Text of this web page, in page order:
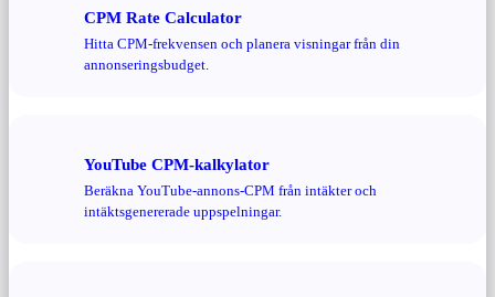
CPM Rate Calculator
Hitta CPM-frekvensen och planera visningar från din
annonseringsbudget.
YouTube CPM-kalkylator
Beräkna YouTube-annons-CPM från intäkter och
intäktsgenererade uppspelningar.